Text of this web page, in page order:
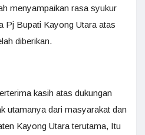
menyampaikan rasa syukur
Pj Bupati Kayong Utara atas
diberikan.
kasih atas dukungan
utamanya dari masyarakat dan
Kayong Utara terutama, Itu